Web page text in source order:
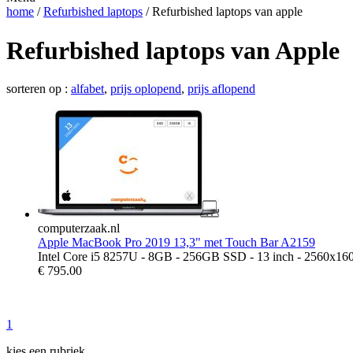
home /Refurbished laptops / Refurbished laptops van apple
Refurbished laptops van Apple
sorteren op : alfabet, prijs oplopend, prijs aflopend
computerzaak.nl
Apple MacBook Pro 2019 13,3" met Touch Bar A2159
Intel Core i5 8257U - 8GB - 256GB SSD - 13 inch -
€ 795.00
1